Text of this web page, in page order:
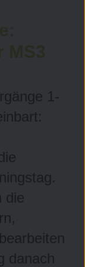
1-
die
danach